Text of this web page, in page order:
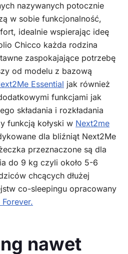
nazywanych potocznie
w sobie funkcjonalność,
idealnie wspierając ideę
Chicco każda rodzina
zaspokajające potrzebę
od modelu z bazową
Essential jak również
funkcjami jak
składania i rozkładania
funkcją kołyski w Next2me
dla bliźniąt Next2Me
przeznaczone są dla
do 9 kg czyli około 5-6
chcących dłużej
co-sleepingu opracowany
nawet